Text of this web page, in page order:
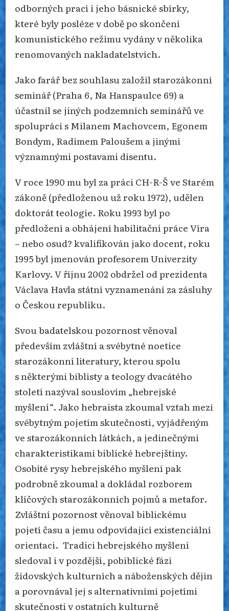
odborných prací i jeho básnické sbírky,
které byly posléze v době po skončení
komunistického režimu vydány v několika
renomovaných nakladatelstvích.
Jako farář bez souhlasu založil starozákonní
seminář (Praha 6, Na Hanspaulce 69) a
účastnil se jiných podzemních seminářů ve
spolupráci s Milanem Machovcem, Egonem
Bondym, Radimem Paloušem a jinými
významnými postavami disentu.
V roce 1990 mu byl za práci CH-R-Š ve Starém
zákoně (předloženou už roku 1972), udělen
doktorát teologie. Roku 1993 byl po
předložení a obhájení habilitační práce Víra
– nebo osud? kvalifikován jako docent, roku
1995 byl jmenován profesorem Univerzity
Karlovy. V říjnu 2002 obdržel od prezidenta
Václava Havla státní vyznamenání za zásluhy
o Českou republiku.
Svou badatelskou pozornost věnoval
především zvláštní a svébytné noetice
starozákonní literatury, kterou spolu
s některými biblisty a teology dvacátého
století nazýval souslovím „hebrejské
myšlení“. Jako hebraista zkoumal vztah mezi
svébytným pojetím skutečnosti, vyjádřeným
ve starozákonních látkách, a jedinečnými
charakteristikami biblické hebrejštiny.
Osobité rysy hebrejského myšlení pak
podrobně zkoumal a dokládal rozborem
klíčových starozákonních pojmů a metafor.
Zvláštní pozornost věnoval biblickému
pojetí času a jemu odpovídající existenciální
orientaci. Tradici hebrejského myšlení
sledoval i v pozdější, pobiblické fázi
židovských kulturních a náboženských dějin
a porovnával jej s alternativními pojetími
skutečnosti v ostatních kulturně